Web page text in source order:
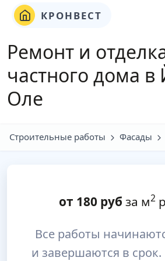
КРОНВЕСТ
Ремонт и
частного дома
Оле
Строительные работы Фасады
от 180руб за м2
Все работы
и завершаются в